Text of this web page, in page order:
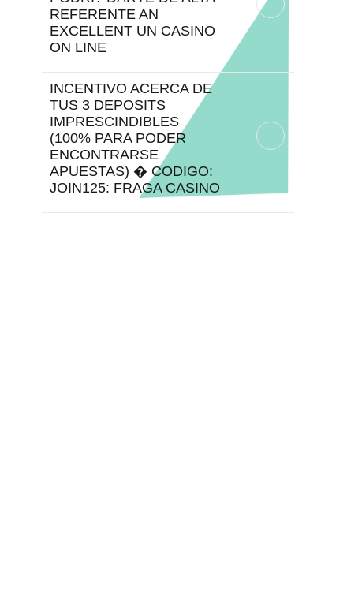
REFERENTE AN
EXCELLENT UN CASINO
ON LINE
INCENTIVO ACERCA DE
TUS 3 DEPOSITS
IMPRESCINDIBLES
(100% PARA PODER
ENCONTRARSE
APUESTAS) � CODIGO:
JOIN125: FRAGA CASINO